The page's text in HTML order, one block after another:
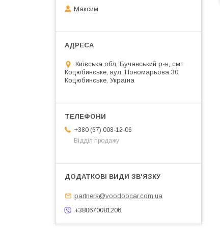
Максим
Київська обл, Бучанський р-н, смт
Коцюбинське, вул. Пономарьова 30,
Коцюбинське, Україна
+380 (67) 008-12-06
Відділ продажу
partners@voodoocar.com.ua
+380670081206